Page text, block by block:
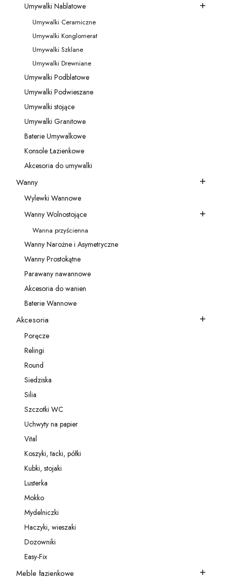
Kategoria - Umywalki Nablatowe
Umywalki Nablatowe
Kategoria - Umywalki Ceramiczne
Umywalki Ceramiczne
Kategoria - Umywalki Konglomerat
Umywalki Konglomerat
Kategoria - Umywalki Szklane
Umywalki Szklane
Kategoria - Umywalki Drewniane
Umywalki Drewniane
Kategoria - Umywalki Podblatowe
Umywalki Podblatowe
Kategoria - Umywalki Podwieszane
Umywalki Podwieszane
Kategoria - Umywalki stojące
Umywalki stojące
Kategoria - Umywalki Granitowe
Umywalki Granitowe
Kategoria - Baterie Umywalkowe
Baterie Umywalkowe
Kategoria - Konsole Łazienkowe
Konsole Łazienkowe
Kategoria - Akcesoria do umywalki
Akcesoria do umywalki
Kategoria - Wanny
Wanny
Kategoria - Wylewki Wannowe
Wylewki Wannowe
Kategoria - Wanny Wolnostojące
Wanny Wolnostojące
Kategoria - Wanna przyścienna
Wanna przyścienna
Kategoria - Wanny Narożne i Asymetryczne
Wanny Narożne i Asymetryczne
Kategoria - Wanny Prostokątne
Wanny Prostokątne
Kategoria - Parawany nawannowe
Parawany nawannowe
Kategoria - Akcesoria do wanien
Akcesoria do wanien
Kategoria - Baterie Wannowe
Baterie Wannowe
Kategoria - Akcesoria
Akcesoria
Kategoria - Poręcze
Poręcze
Kategoria - Relingi
Relingi
Kategoria - Round
Round
Kategoria - Siedziska
Siedziska
Kategoria - Silia
Silia
Kategoria - Szczotki WC
Szczotki WC
Kategoria - Uchwyty na papier
Uchwyty na papier
Kategoria - Vital
Vital
Kategoria - Koszyki, tacki, półki
Koszyki, tacki, półki
Kategoria - Kubki, stojaki
Kubki, stojaki
Kategoria - Lusterka
Lusterka
Kategoria - Mokko
Mokko
Kategoria - Mydelniczki
Mydelniczki
Kategoria - Haczyki, wieszaki
Haczyki, wieszaki
Kategoria - Dozowniki
Dozowniki
Kategoria - Easy-Fix
Easy-Fix
Kategoria - Meble łazienkowe
Meble łazienkowe